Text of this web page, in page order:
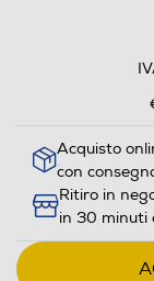
Acquisto
con
Ritiro in
in 30 minuti